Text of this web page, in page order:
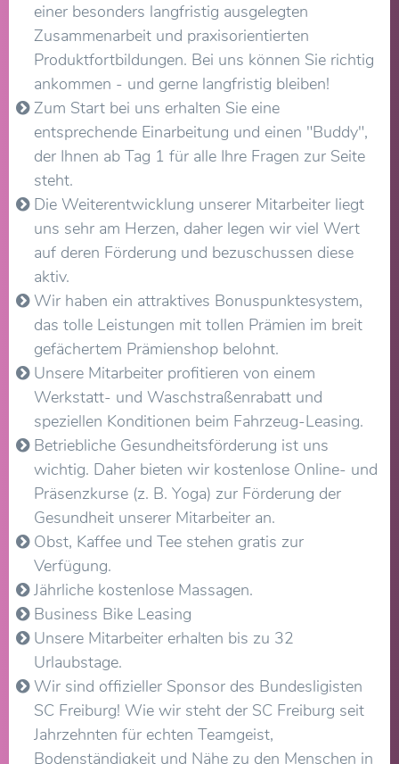
einer besonders langfristig ausgelegten
Zusammenarbeit und praxisorientierten
Produktfortbildungen. Bei uns können Sie richtig
ankommen - und gerne langfristig bleiben!
Zum Start bei uns erhalten Sie eine
entsprechende Einarbeitung und einen "Buddy",
der Ihnen ab Tag 1 für alle Ihre Fragen zur Seite
steht.
Die Weiterentwicklung unserer Mitarbeiter liegt
uns sehr am Herzen, daher legen wir viel Wert
auf deren Förderung und bezuschussen diese
aktiv.
Wir haben ein attraktives Bonuspunktesystem,
das tolle Leistungen mit tollen Prämien im breit
gefächertem Prämienshop belohnt.
Unsere Mitarbeiter profitieren von einem
Werkstatt- und Waschstraßenrabatt und
speziellen Konditionen beim Fahrzeug-Leasing.
Betriebliche Gesundheitsförderung ist uns
wichtig. Daher bieten wir kostenlose Online- und
Präsenzkurse (z. B. Yoga) zur Förderung der
Gesundheit unserer Mitarbeiter an.
Obst, Kaffee und Tee stehen gratis zur
Verfügung.
Jährliche kostenlose Massagen.
​Business Bike Leasing
Unsere Mitarbeiter erhalten bis zu 32
Urlaubstage.
Wir sind offizieller Sponsor des Bundesligisten
SC Freiburg! Wie wir steht der SC Freiburg seit
Jahrzehnten für echten Teamgeist,
Bodenständigkeit und Nähe zu den Menschen in